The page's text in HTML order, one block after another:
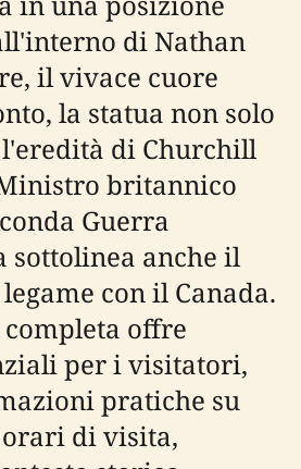
di Nathan
il vivace cuore
la statua non solo
di Churchill
britannico
Guerra
sottolinea anche il
con il Canada.
offre
per i visitatori,
pratiche su
di visita,